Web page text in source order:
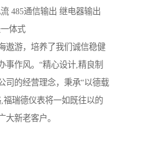
485通信输出 继电器输出
体式
遨游，培养了我们诚信稳健
事作风。“精心设计,精良制
司的经营理念，秉承“以德载
福瑞德仪表将一如既往以的
大新老客户。